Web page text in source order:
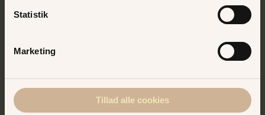
Statistik
Marketing
Tillad alle cookies